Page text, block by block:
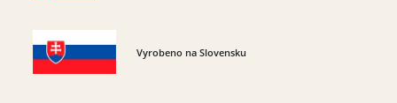
Vyrobeno na Slovensku